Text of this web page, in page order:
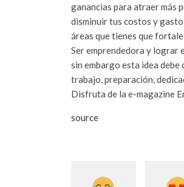
ganancias para atraer más
disminuir tus costos y
áreas que tienes que
Ser emprendedora y lograr
sin embargo esta idea debe
trabajo, preparación,
Disfruta de la e-magazine
source